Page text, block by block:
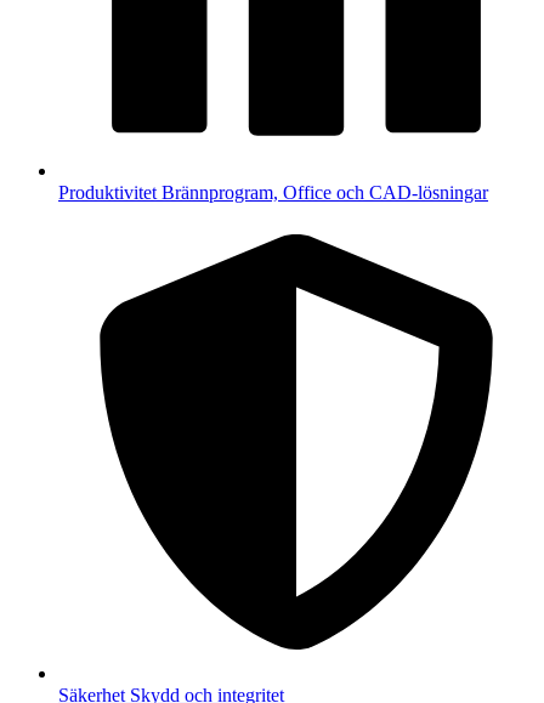
Produktivitet Brännprogram, Office och CAD-lösningar
Säkerhet Skydd och integritet